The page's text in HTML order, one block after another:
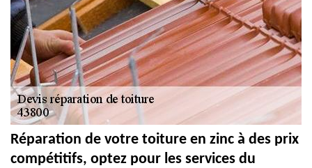
Réparation de votre toiture en zinc à des prix
compétitifs, optez pour les services du